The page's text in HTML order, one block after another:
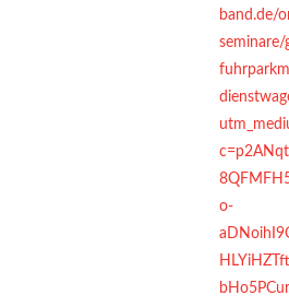
band.de/
seminare/
o-